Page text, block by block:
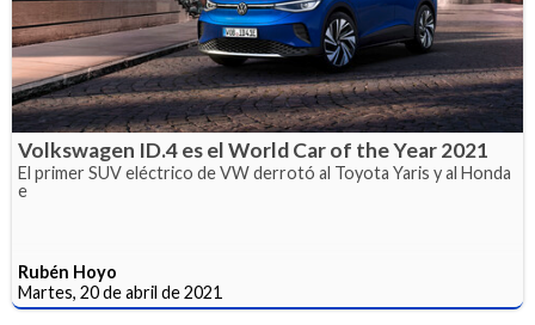
Volkswagen ID.4 es el World Car of the Year 2021
El primer SUV eléctrico de VW derrotó al Toyota Yaris y al Honda
e
Rubén Hoyo
Martes, 20 de abril de 2021